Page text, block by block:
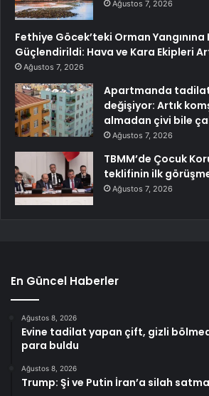
Ağustos 7, 2026
Fethiye Göcek’teki Orman
Güçlendirildi: Hava ve Kara Ekipleri
Ağustos 7, 2026
Apartmanda
değişiyor: Artık
almadan çivi bile
Ağustos 7, 2026
TBMM’de Çocuk
teklifinin ilk
Ağustos 7, 2026
En Güncel Haberler
Ağustos 8, 2026
Evine tadilat yapan çift, gizli
para buldu
Ağustos 8, 2026
Trump: Şi ve Putin İran’a silah